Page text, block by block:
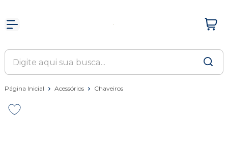
Página Inicial Acessórios Chaveiros